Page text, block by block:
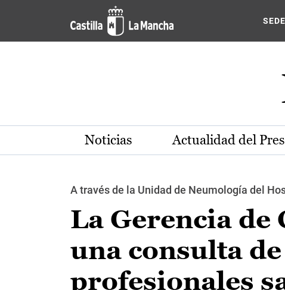
Pasar al contenido principal
Noticias Actualidad del
A través de la Unidad de Neumología del
La Gerencia de
una consulta
profesionales